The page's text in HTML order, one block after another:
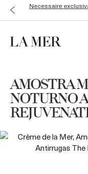
Necessaire
AMOSTRA
NOTURNO